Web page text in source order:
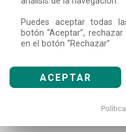
Puedes aceptar todas
botón “Aceptar”,
en el botón “Rechazar”
ACEPTAR